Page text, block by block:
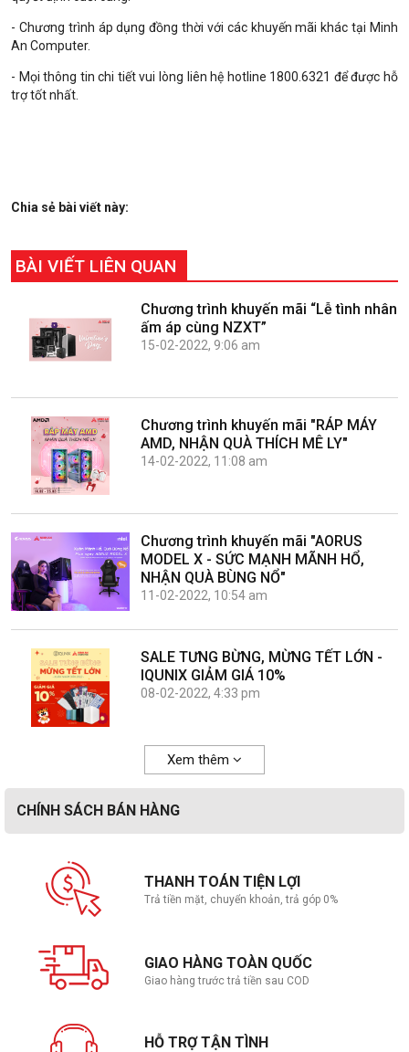
- Chương trình áp dụng đồng thời với các khuyến mãi khác tại Minh
An Computer.
- Mọi thông tin chi tiết vui lòng liên hệ hotline 1800.6321 để được hỗ
trợ tốt nhất.
Chia sẻ bài viết này:
BÀI VIẾT LIÊN QUAN
Chương trình khuyến mãi “Lễ tình nhân
ấm áp cùng NZXT”
15-02-2022, 9:06 am
Chương trình khuyến mãi "RÁP MÁY
AMD, NHẬN QUÀ THÍCH MÊ LY"
14-02-2022, 11:08 am
Chương trình khuyến mãi "AORUS
MODEL X - SỨC MẠNH MÃNH HỔ,
NHẬN QUÀ BÙNG NỔ"
11-02-2022, 10:54 am
SALE TƯNG BỪNG, MỪNG TẾT LỚN -
IQUNIX GIẢM GIÁ 10%
08-02-2022, 4:33 pm
Xem thêm
CHÍNH SÁCH BÁN HÀNG
THANH TOÁN TIỆN LỢI
Trả tiền mặt, chuyển khoản, trả góp 0%
GIAO HÀNG TOÀN QUỐC
Giao hàng trước trả tiền sau COD
HỖ TRỢ TẬN TÌNH